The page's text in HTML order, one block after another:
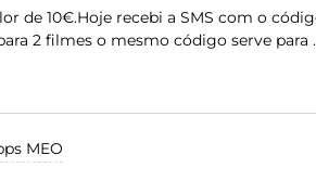
de 10€.Hoje recebi a SMS com o
2 filmes o mesmo código serve para
MEO